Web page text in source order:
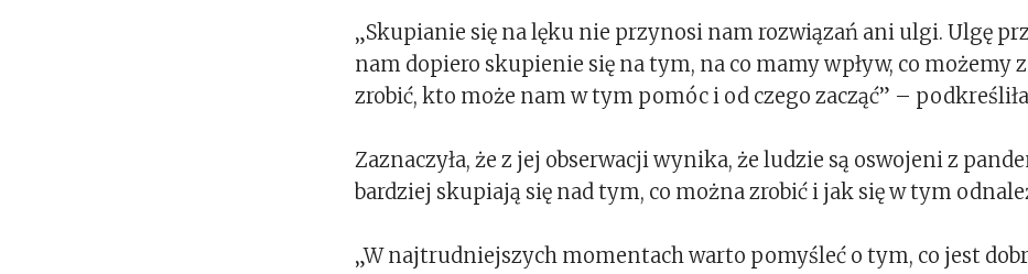
„Skupianie się na lęku nie przynosi nam rozwiązań ani ulgi. Ulgę
nam dopiero skupienie się na tym, na co mamy wpływ, co możemy
zrobić, kto może nam w tym pomóc i od czego zacząć” –
Zaznaczyła, że z jej obserwacji wynika, że ludzie są oswojeni z
bardziej skupiają się nad tym, co można zrobić i jak się w tym
„W najtrudniejszych momentach warto pomyśleć o tym, co jest